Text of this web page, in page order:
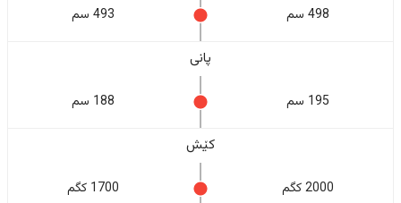
498 سم 493 سم
پانی
195 سم 188 سم
کێش
2000 کگم 1700 کگم